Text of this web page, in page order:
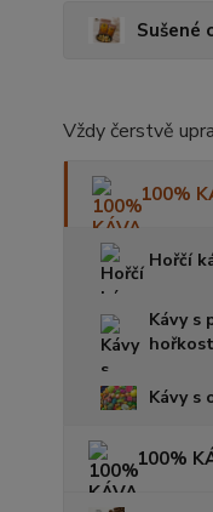
Sušené
Vždy čerstvě
100%
Hořčí
Kávy s
Kávy s
100%